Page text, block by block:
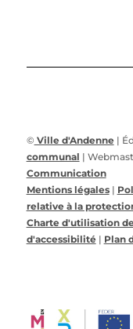
© Ville d'Andenne|
communal |
Communication
Mentions légales|
relative à la
Charte d'utilisation
d'accessibilité| Plan